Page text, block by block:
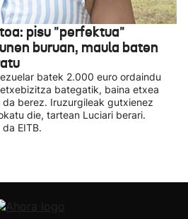
pisu "perfektua"
buruan, maula baten
batek 2.000 euro ordaindu
bategatik, baina etxea
berez. Iruzurgileak gutxienez
die, tartean Luciari berari.
EITB.